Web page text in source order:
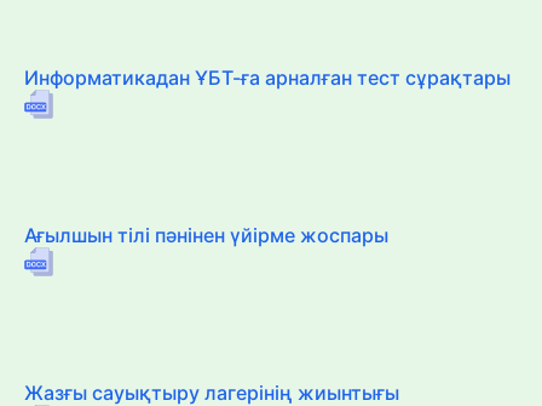
Информатикадан ҰБТ-ға арналған тест сұрақтары
Ағылшын тілі пәнінен үйірме жоспары
Жазғы сауықтыру лагерінің жиынтығы